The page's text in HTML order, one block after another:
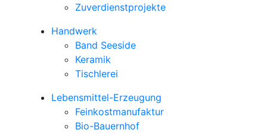
Zuverdienstprojekte
Handwerk
Band Seeside
Keramik
Tischlerei
Lebensmittel-Erzeugung
Feinkostmanufaktur
Bio-Bauernhof